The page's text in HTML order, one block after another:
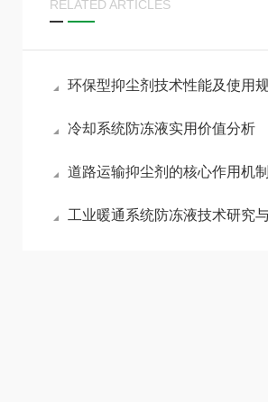
RELATED ARTICLES
环保型抑尘剂技术性能及使用规范概
冷却系统防冻液实用价值分析
道路运输抑尘剂的核心作用机制包括以下内容
工业暖通系统防冻液技术研究与应用分